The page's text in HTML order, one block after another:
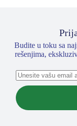
Budite u toku sa
rešenjima,